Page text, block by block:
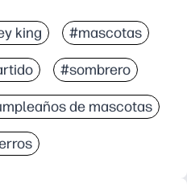
king #mascotas
#sombrero
de mascotas